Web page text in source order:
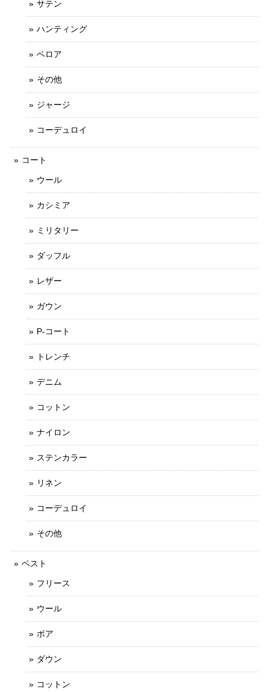
サテン
ハンティング
ベロア
その他
ジャージ
コーデュロイ
コート
ウール
カシミア
ミリタリー
ダッフル
レザー
ガウン
P-コート
トレンチ
デニム
コットン
ナイロン
ステンカラー
リネン
コーデュロイ
その他
ベスト
フリース
ウール
ボア
ダウン
コットン